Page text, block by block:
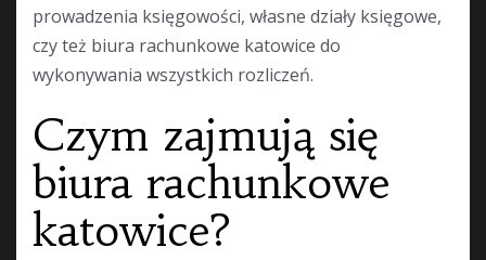
prowadzenia księgowości, własne działy księgowe,
czy też biura rachunkowe katowice do
wykonywania wszystkich rozliczeń.
Czym zajmują się
biura rachunkowe
katowice?